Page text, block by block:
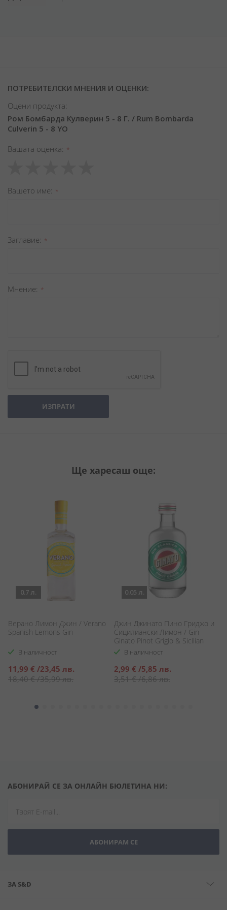
ПОТРЕБИТЕЛСКИ МНЕНИЯ И ОЦЕНКИ:
Оцени продукта:
Ром Бомбарда Кулверин 5 - 8 Г. / Rum Bombarda
Culverin 5 - 8 YO
Вашата оценка
star
stars
stars
stars
stars
Вашето име
Заглавиe
Мнение
ИЗПРАТИ
Ще харесаш още:
0.7 л.
Верано Лимон Джин / Verano
Spanish Lemons Gin
В наличност
Специална
цена
11,99 € /23,45 лв.
18,40 €/35,99 лв.
0.05 л.
Джин Джинато Пино Гриджо и
Сицилиански Лимон / Gin
Ginato Pinot Grigio & Sicilian
Lemon
В наличност
Специална
цена
2,99 € /5,85 лв.
3,51 €/6,86 лв.
АБОНИРАЙ СЕ ЗА ОНЛАЙН БЮЛЕТИНА НИ:
АБОНИРАМ СЕ
ЗА S&D